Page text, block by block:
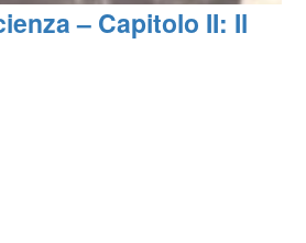
– Capitolo II: Il